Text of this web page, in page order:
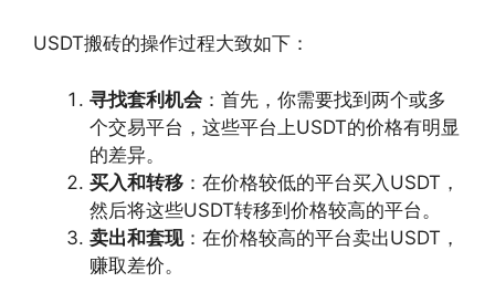
USDT搬砖的操作过程大致如下：
寻找套利机会 ：首先，你需要找到两个或多
个交易平台，这些平台上USDT的价格有明显
的差异。
买入和转移 ：在价格较低的平台买入USDT，
然后将这些USDT转移到价格较高的平台。
卖出和套现：在价格较高的平台卖出USDT，
赚取差价。